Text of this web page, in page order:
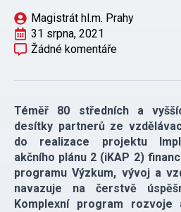
Magistrát hl.m. Prahy
31 srpna, 2021
Žádné komentáře
Téměř 80 středních a
desítky partnerů ze
do realizace projektu
akčního plánu 2 (iKAP 2)
programu Výzkum, vývoj a
navazuje na čerstvě
Komplexní program rozvoje